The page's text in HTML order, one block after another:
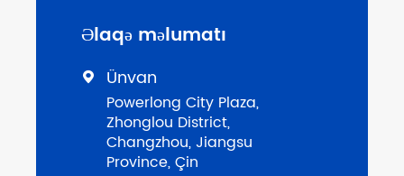
Əlaqə məlumatı
 Ünvan
Powerlong City Plaza,
Zhonglou District,
Changzhou, Jiangsu
Province, Çin